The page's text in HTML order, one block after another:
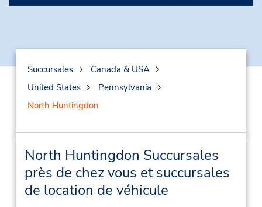
Succursales
Canada & USA
United States
Pennsylvania
North Huntingdon
North Huntingdon Succursales
près de chez vous et succursales
de location de véhicule